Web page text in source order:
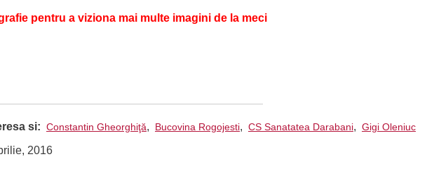
pentru a viziona mai multe imagini de la meci
si: Constantin Gheorghiţă, Bucovina Rogojesti, CS Sanatatea Darabani, Gigi Oleniuc
2016